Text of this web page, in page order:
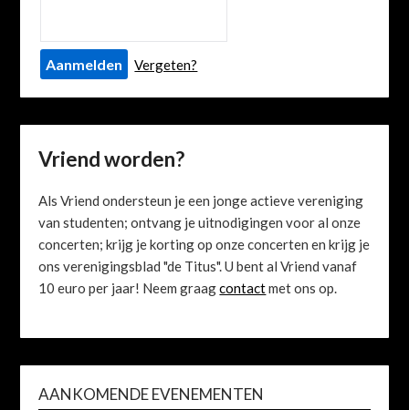
Vergeten?
Vriend worden?
Als Vriend ondersteun je een jonge actieve vereniging
van studenten; ontvang je uitnodigingen voor al onze
concerten; krijg je korting op onze concerten en krijg je
ons verenigingsblad "de Titus". U bent al Vriend vanaf
10 euro per jaar! Neem graagcontactmet ons op.
AANKOMENDE EVENEMENTEN